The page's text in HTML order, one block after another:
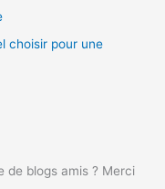
choisir pour une
de blogs amis ? Merci